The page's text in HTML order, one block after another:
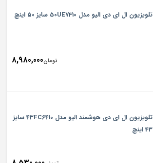
تلويزيون ال ای دی الیو مدل 50UE7410 سایز 50 اینچ
تومان8,980,000
تلويزيون ال ای دی هوشمند الیو مدل 43FC6410 سایز
43 اینچ